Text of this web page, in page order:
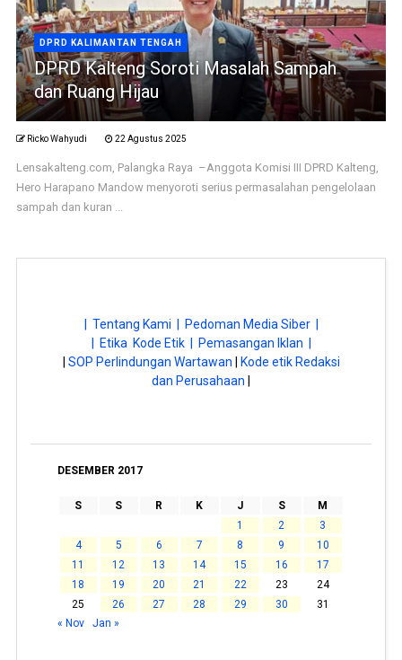
DPRD KALIMANTAN TENGAH
DPRD Kalteng Soroti Masalah Sampah
dan Ruang Hijau
Ricko Wahyudi 22 Agustus 2025
Lensakalteng.com, Palangka Raya –Anggota Komisi III DPRD Kalteng,
Hero Harapano Mandow menyoroti serius permasalahan pengelolaan
sampah dan kuran ...
| Tentang Kami |
Pedoman Media Siber |
| Etika Kode Etik |
Pemasangan Iklan |
SOP Perlindungan Wartawan
Kode etik Redaksi
dan Perusahaan
DESEMBER 2017
S S R K J S
M
1
2
3
4
5 6 7 8 9
10
11
12 13 14 15 16
17
18
19 20 21 22 23
24
25
26 27 28 29 30
31
« Nov
Jan »